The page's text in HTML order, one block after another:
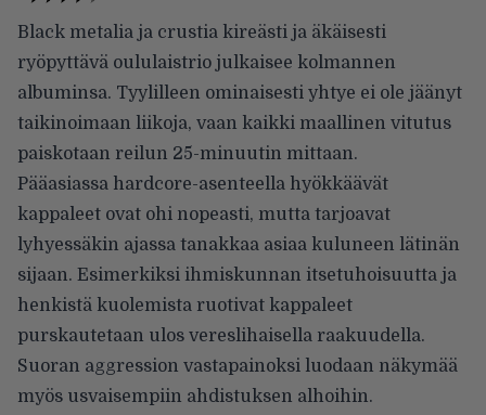
Black metalia ja crustia kireästi ja äkäisesti
ryöpyttävä oululaistrio julkaisee kolmannen
albuminsa. Tyylilleen ominaisesti yhtye ei ole jäänyt
taikinoimaan liikoja, vaan kaikki maallinen vitutus
paiskotaan reilun 25-minuutin mittaan.
Pääasiassa hardcore-asenteella hyökkäävät
kappaleet ovat ohi nopeasti, mutta tarjoavat
lyhyessäkin ajassa tanakkaa asiaa kuluneen lätinän
sijaan. Esimerkiksi ihmiskunnan itsetuhoisuutta ja
henkistä kuolemista ruotivat kappaleet
purskautetaan ulos vereslihaisella raakuudella.
Suoran aggression vastapainoksi luodaan näkymää
myös usvaisempiin ahdistuksen alhoihin.